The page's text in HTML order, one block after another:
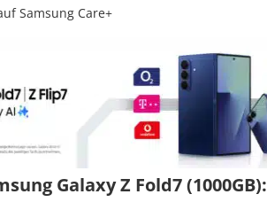
Samsung Care+
Galaxy Z Fold7 (1000GB):